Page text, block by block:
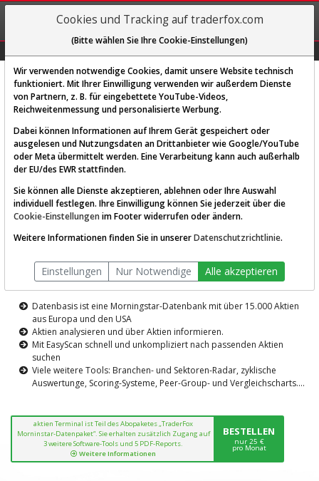
REGIS-
TRIEREN
Diese Funktion ist nur für
AKTIEN-TERMINAL
Die Aktienanalyse-Plattform von
TraderFox
Datenbasis ist eine Morningstar-Datenbank mit über 15.000 Aktien
aus Europa und den USA
Aktien analysieren und über Aktien informieren.
Mit EasyScan schnell und unkompliziert nach passenden Aktien
suchen
Viele weitere Tools: Branchen- und Sektoren-Radar, zyklische
Auswertunge, Scoring-Systeme, Peer-Group- und Vergleichscharts....
aktien Terminal ist Teil des Abopaketes „TraderFox
Morninstar-Datenpaket“. Sie erhalten zusätzlich Zugang auf
3 weitere Software-Tools und 5 PDF-Reports.
Weitere Informationen
BESTELLEN
nur 25 €
pro Monat
Cookies und Tracking auf traderfox.com
(Bitte wählen Sie Ihre Cookie-Einstellungen)
Wir verwenden notwendige Cookies, damit unsere Website technisch
funktioniert. Mit Ihrer Einwilligung verwenden wir außerdem Dienste
von Partnern, z. B. für eingebettete YouTube-Videos,
Reichweitenmessung und personalisierte Werbung.
Dabei können Informationen auf Ihrem Gerät gespeichert oder
ausgelesen und Nutzungsdaten an Drittanbieter wie Google/YouTube
oder Meta übermittelt werden. Eine Verarbeitung kann auch außerhalb
der EU/des EWR stattfinden.
Sie können alle Dienste akzeptieren, ablehnen oder Ihre Auswahl
individuell festlegen. Ihre Einwilligung können Sie jederzeit über die
Cookie-Einstellungen im Footer widerrufen oder ändern.
Weitere Informationen finden Sie in unsererDatenschutzrichtlinie.
Einstellungen Nur Notwendige Alle akzeptieren